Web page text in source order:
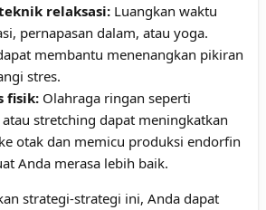
relaksasi: Luangkan waktu
pernapasan dalam, atau yoga.
membantu menenangkan pikiran
stres.
fisik: Olahraga ringan seperti
stretching dapat meningkatkan
otak dan memicu produksi endorfin
Anda merasa lebih baik.
strategi-strategi ini, Anda dapat